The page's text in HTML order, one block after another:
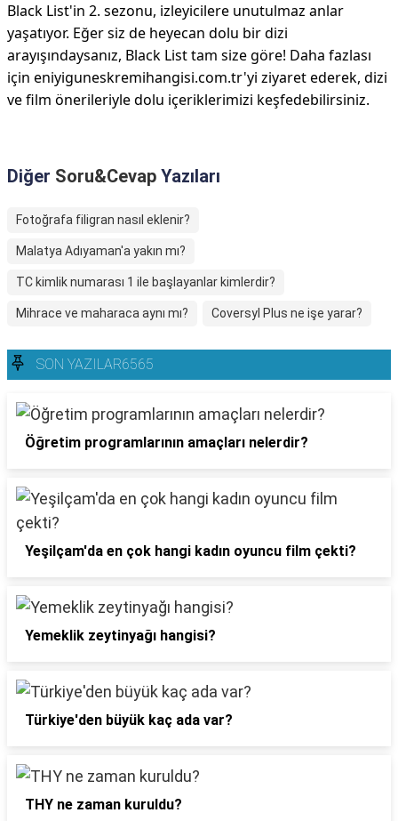
Black List'in 2. sezonu, izleyicilere unutulmaz anlar
yaşatıyor. Eğer siz de heyecan dolu bir dizi
arayışındaysanız, Black List tam size göre! Daha fazlası
için eniyiguneskremihangisi.com.tr'yi ziyaret ederek, dizi
ve film önerileriyle dolu içeriklerimizi keşfedebilirsiniz.
Diğer Soru&Cevap Yazıları
Fotoğrafa filigran nasıl eklenir?
Malatya Adıyaman'a yakın mı?
TC kimlik numarası 1 ile başlayanlar kimlerdir?
Mihrace ve maharaca aynı mı? Coversyl Plus ne işe yarar?
SON YAZILAR6565
Öğretim programlarının amaçları nelerdir?
Yeşilçam'da en çok hangi kadın oyuncu film çekti?
Yemeklik zeytinyağı hangisi?
Türkiye'den büyük kaç ada var?
THY ne zaman kuruldu?